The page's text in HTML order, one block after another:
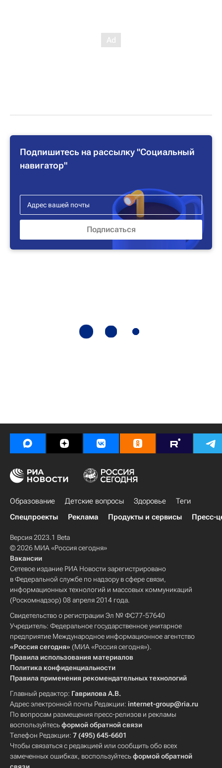
Подпишитесь на рассылку "Социальный
навигатор"
Образование Детские вопросы Здоровье
Теги
Спецпроекты
Реклама Продукты и сервисы Пресс-
Версия 2023.1 Beta
© 2026 МИА «Россия сегодня»
Вакансии
Сетевое издание РИА Новости зарегистрировано
в Федеральной службе по надзору в сфере связи,
информационных технологий и массовых коммуникаций
(Роскомнадзор) 08 апреля 2014 года.
Свидетельство о регистрации Эл № ФС77-57640
Учредитель: Федеральное государственное унитарное
предприятие Международное информационное агентство
«Россия сегодня» (МИА «Россия сегодня»).
Правила использования материалов
Политика конфиденциальности
Правила применения рекомендательных технологий
Главный редактор: Гаврилова А.В.
Адрес электронной почты Редакции: internet-group@ria.ru
По вопросам размещения пресс-релизов и рекламы
воспользуйтесьформой обратной связи
Телефон Редакции: 7 (495) 645-6601
Чтобы связаться с редакцией или сообщить обо всех
замеченных ошибках, воспользуйтесьформой обратной